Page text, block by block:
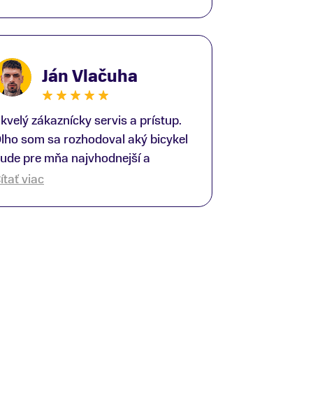
odpovedal bez zaváhania.
raz ďakujem.
Ján Vlačuha
zákaznícky servis a prístup.
som sa rozhodoval aký bicykel
pre mňa najvhodnejší a
som navštívil viac krát.
viac